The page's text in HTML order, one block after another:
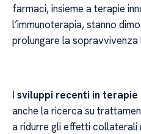
farmaci, insieme a terapie
l’immunoterapia, stanno
prolungare la
Isviluppi recenti in
anche la ricerca su
a ridurre gli effetti collaterali